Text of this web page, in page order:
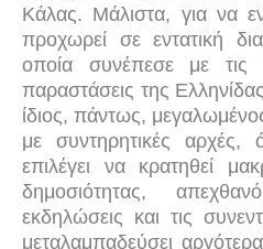
Κάλας. Μάλιστα, για να
προχωρεί σε εντατική
οποία συνέπεσε με τις
παραστάσεις της
ίδιος, πάντως,
με συντηρητικές
επιλέγει να κρατηθεί
δημοσιότητας,
εκδηλώσεις και τις
μεταλαμπαδεύσει